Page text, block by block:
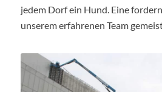
jedem Dorf ein Hund. Eine
unserem erfahrenen Team